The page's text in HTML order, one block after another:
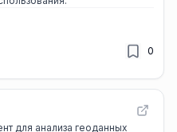
0
для анализа геоданных